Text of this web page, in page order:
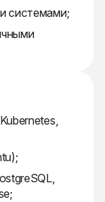
системами;